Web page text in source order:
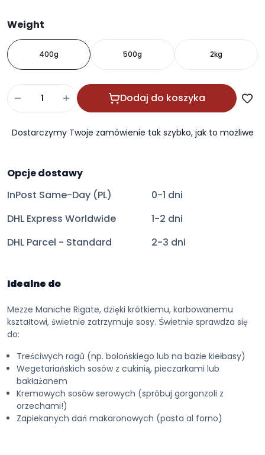
Weight
400g 500g 2kg
Dodaj do koszyka
Dostarczymy Twoje zamówienie tak szybko, jak to możliwe
Opcje dostawy
InPost Same-Day (PL)
0-1 dni
DHL Express Worldwide
1-2 dni
DHL Parcel - Standard
2-3 dni
Idealne do
Mezze Maniche Rigate, dzięki krótkiemu, karbowanemu
kształtowi, świetnie zatrzymuje sosy. Świetnie sprawdza się
do:
Treściwych ragù (np. bolońskiego lub na bazie kiełbasy)
Wegetariańskich sosów z cukinią, pieczarkami lub
bakłażanem
Kremowych sosów serowych (spróbuj gorgonzoli z
orzechami!)
Zapiekanych dań makaronowych (pasta al forno)